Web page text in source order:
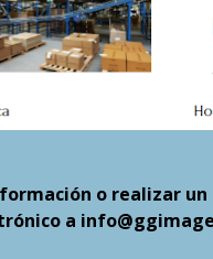
o realizar
a